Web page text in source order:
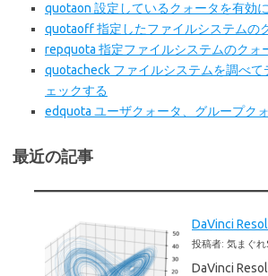
quotaon 設定しているクォータを有効
quotaoff 指定したファイルシステムの
repquota 指定ファイルシステムのクォ
quotacheck ファイルシステムを調べて
ェックする
edquota ユーザクォータ、グループク
最近の記事
DaVinci
投稿者: 気まぐれ
DaVinci